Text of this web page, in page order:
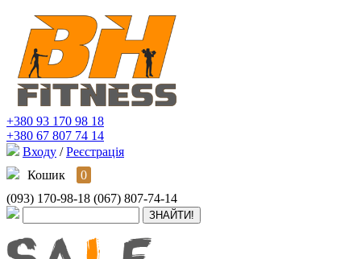
+380 93 170 98 18
+380 67 807 74 14
Входу / Реєстрація
Кошик
0
(093) 170-98-18 (067) 807-74-14